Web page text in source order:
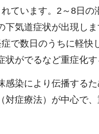
ています。2～8日
気道症状が出現しま
で数日のうちに軽快
がでるなど重症化す
感染により伝播する
対症療法）が中心で